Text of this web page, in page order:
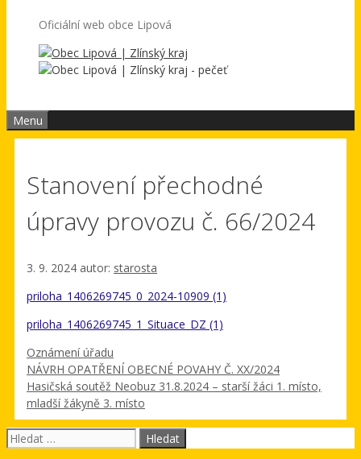
Oficiální web obce Lipová
Menu
Stanovení přechodné
úpravy provozu č. 66/2024
3. 9. 2024 autor: starosta
priloha_1406269745_0_2024-10909 (1)
priloha_1406269745_1_Situace_DZ (1)
Rubriky
Oznámení úřadu
NÁVRH OPATŘENÍ OBECNÉ POVAHY Č. XX/2024
Hasičská soutěž Neobuz 31.8.2024 – starší žáci 1. místo,
mladší žákyně 3. místo
Hledat: